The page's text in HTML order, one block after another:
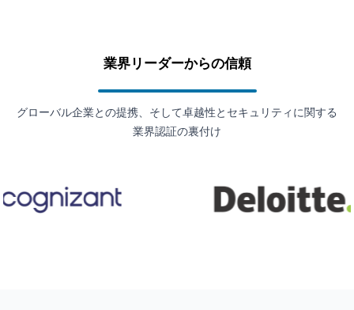
業界リーダーからの信頼
グローバル企業との提携、そして卓越性とセキュリティに関する
業界認証の裏付け